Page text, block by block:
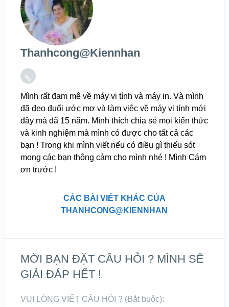
Thanhcong@kiennhan
Mình rất đam mê về máy vi tính và máy in. Và mình
đã đeo đuổi ước mơ và làm việc về máy vi tính mới
đây mà đã 15 năm. Mình thích chia sẻ mọi kiến thức
và kinh nghiệm mà mình có được cho tất cả các
bạn ! Trong khi mình viết nếu có điều gì thiếu sót
mong các bạn thông cảm cho mình nhé ! Mình Cám
ơn trước !
CÁC BÀI VIẾT KHÁC CỦA
THANHCONG@KIENNHAN
MỜI BẠN ĐẶT CÂU HỎI ? MÌNH SẼ
GIẢI ĐÁP HẾT !
VUI LÒNG VIẾT CÂU HỎI ? (Bắt buộc):